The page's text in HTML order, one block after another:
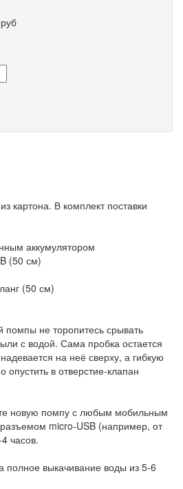
картона. В комплект поставки
аккумулятором
(50 см)
(50 см)
помпы не торопитесь срывать
с водой. Сама пробка остается
на неё сверху, а гибкую
опустить в отверстие-клапан
новую помпу с любым мобильным
micro-USB (например, от
часов.
полное выкачивание воды из 5-6